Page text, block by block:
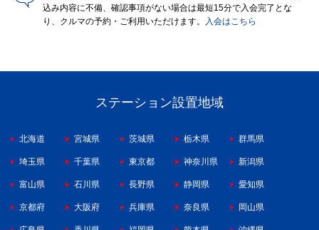
込み内容に不備、確認事項がない場合は最短15分で入会完了とな
り、クルマの予約・ご利用いただけます。
入会はこちら
ステーション設置地域
北海道 宮城県 茨城県 栃木県 群馬県
埼玉県 千葉県 東京都 神奈川県 新潟県
富山県 石川県 長野県 静岡県 愛知県
京都府 大阪府 兵庫県 奈良県 岡山県